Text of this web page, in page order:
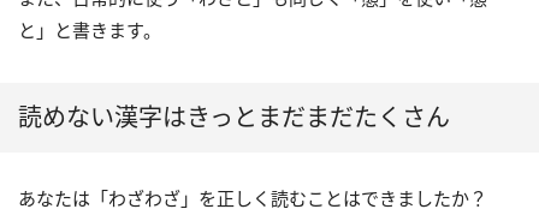
と」と書きます。
読めない漢字はきっとまだまだたくさん
あなたは「わざわざ」を正しく読むことはできましたか？